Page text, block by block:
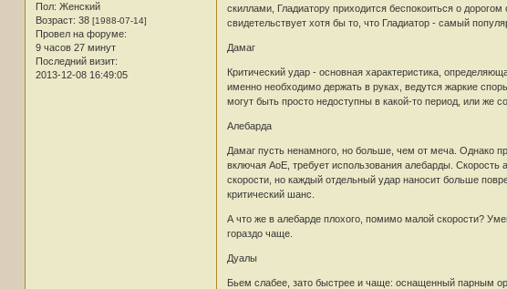
Пол: Женский
Возраст: 38 [1988-07-14]
Провел на форуме:
9 часов 27 минут
Последний визит:
2013-12-08 16:49:05
скиллами, Гладиатору приходится беспокоиться о
свидетельствует хотя бы то, что Гладиатор - самый
Дамаг
Критический удар - основная характеристика,
именно необходимо держать в руках, ведутся жаркие
могут быть просто недоступны в какой-то период, или же
Алебарда
Дамаг пусть ненамного, но больше, чем от меча. Однако
включая АоЕ, требует использования алебарды.
скорости, но каждый отдельный удар наносит больше
критический шанс.
А что же в алебарде плохого, помимо малой скорости?
гораздо чаще.
Дуалы
Бьем слабее, зато быстрее и чаще: оснащенный парным